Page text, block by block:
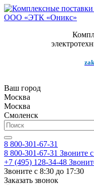
Ваш город
Москва
Москва
Смоленск
8 800-301-67-31
8 800-301-67-31 Звоните
+7 (495) 128-34-48
Звоните с 8:30 до 17:30
Заказать звонок